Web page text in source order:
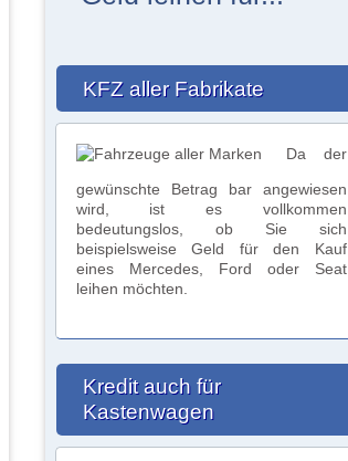
KFZ aller Fabrikate
Da der
gewünschte Betrag bar angewiesen
wird, ist es vollkommen
bedeutungslos, ob Sie sich
beispielsweise Geld für den Kauf
eines Mercedes, Ford oder Seat
leihen möchten.
Kredit auch für
Kastenwagen